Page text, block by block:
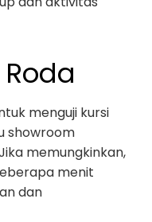
menguji kursi
showroom
memungkinkan,
menit
dan